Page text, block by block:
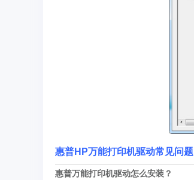
惠普HP万能打印机驱动常见问题
惠普万能打印机驱动怎么安装？